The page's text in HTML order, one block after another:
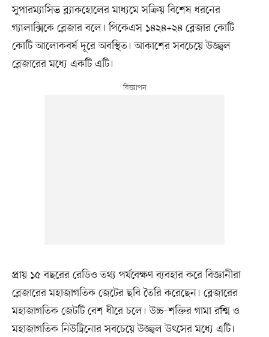
সুপারম্যাসিভ ব্ল্যাকহোলের মাধ্যমে সক্রিয় বিশেষ ধরনের
গ্যালাক্সিকে ব্লেজার বলে। পিকেএস ১৪২৪+২৪ ব্লেজার কোটি
কোটি আলোকবর্ষ দূরে অবস্থিত। আকাশের সবচেয়ে উজ্জ্বল
ব্লেজারের মধ্যে একটি এটি।
প্রায় ১৫ বছরের রেডিও তথ্য পর্যবেক্ষণ ব্যবহার করে বিজ্ঞানীরা
ব্লেজারের মহাজাগতিক জেটের ছবি তৈরি করেছেন। ব্লেজারের
মহাজাগতিক জেটটি বেশ ধীরে চলে। উচ্চ-শক্তির গামা রশ্মি ও
মহাজাগতিক নিউট্রিনোর সবচেয়ে উজ্জ্বল উৎসের মধ্যে এটি।